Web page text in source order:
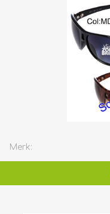
Merk: